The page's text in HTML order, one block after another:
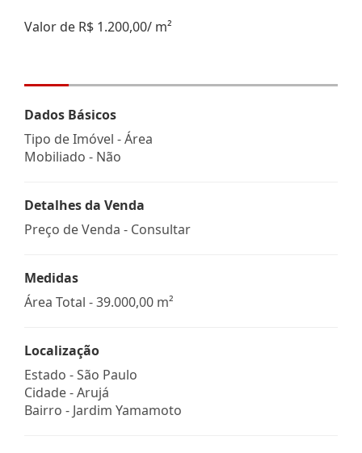
Valor de R$ 1.200,00/ m²
Dados Básicos
Tipo de Imóvel - Área
Mobiliado - Não
Detalhes da Venda
Preço de Venda - Consultar
Medidas
Área Total - 39.000,00 m²
Localização
Estado -São Paulo
Cidade -Arujá
Bairro - Jardim Yamamoto